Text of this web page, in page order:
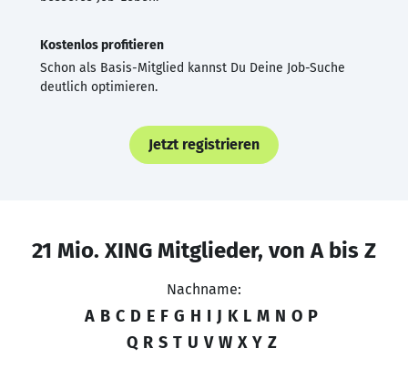
Kostenlos profitieren
Schon als Basis-Mitglied kannst Du Deine Job-Suche
deutlich optimieren.
Jetzt registrieren
21 Mio. XING Mitglieder, von A bis Z
Nachname:
A B C D E F G H I J K L M N O P
Q R S T U V W X Y Z